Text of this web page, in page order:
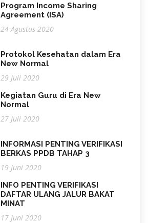
Program Income Sharing
Agreement (ISA)
24 Agustus 2020
Protokol Kesehatan dalam Era
New Normal
29 Juli 2020
Kegiatan Guru di Era New
Normal
27 Juli 2020
INFORMASI PENTING VERIFIKASI
BERKAS PPDB TAHAP 3
19 Juni 2020
INFO PENTING VERIFIKASI
DAFTAR ULANG JALUR BAKAT
MINAT
17 Juni 2020